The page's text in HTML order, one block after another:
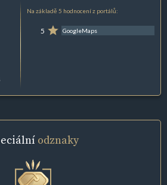
Na základě 5 hodnocení z portálů:
5 GoogleMaps
odznaky